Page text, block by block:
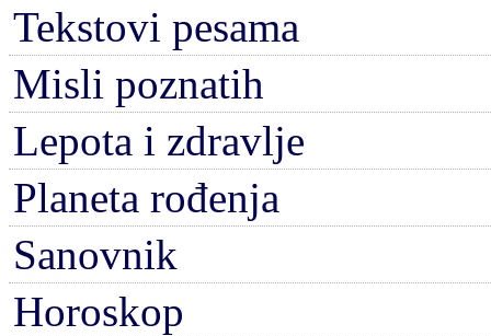
Tekstovi pesama
Misli poznatih
Lepota i zdravlje
Planeta rođenja
Sanovnik
Horoskop